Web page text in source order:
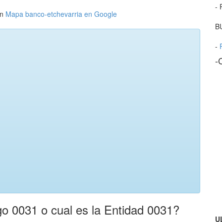
Mapa banco-etchevarria en Google
0031 o cual es la Entidad 0031?
-
-
-